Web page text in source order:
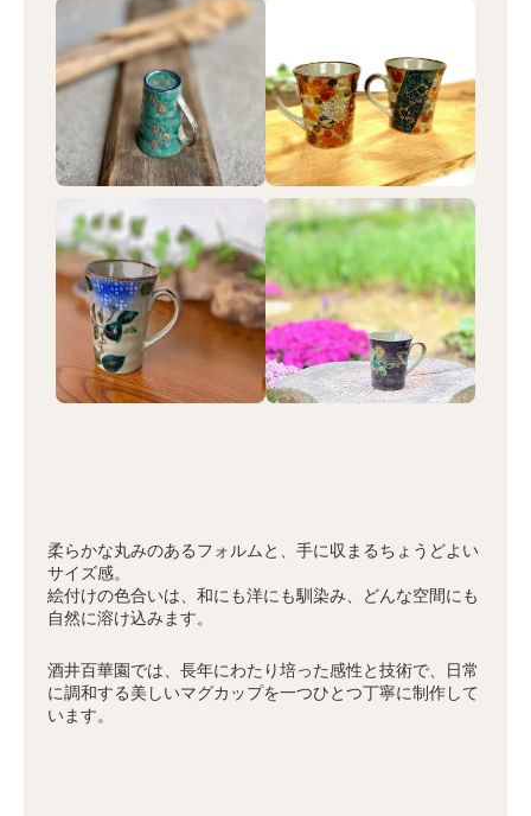
柔らかな丸みのあるフォルムと、手に収まるちょうどよい
サイズ感。
絵付けの色合いは、和にも洋にも馴染み、どんな空間にも
自然に溶け込みます。
酒井百華園では、長年にわたり培った感性と技術で、日常
に調和する美しいマグカップを一つひとつ丁寧に制作して
います。